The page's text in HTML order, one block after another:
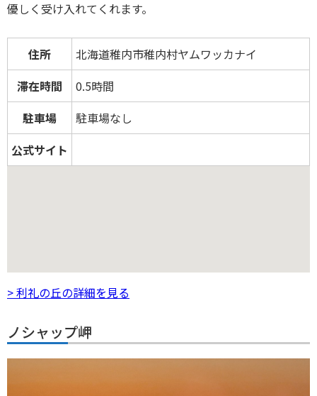
優しく受け入れてくれます。
住所
北海道稚内市稚内村ヤムワッカナイ
滞在時間
0.5時間
駐車場
駐車場なし
公式サイト
> 利礼の丘の詳細を見る
ノシャップ岬